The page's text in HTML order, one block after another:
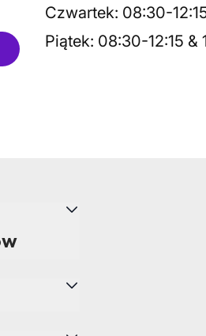
Czwartek: 08:30-
Piątek: 08:30-12:15 &